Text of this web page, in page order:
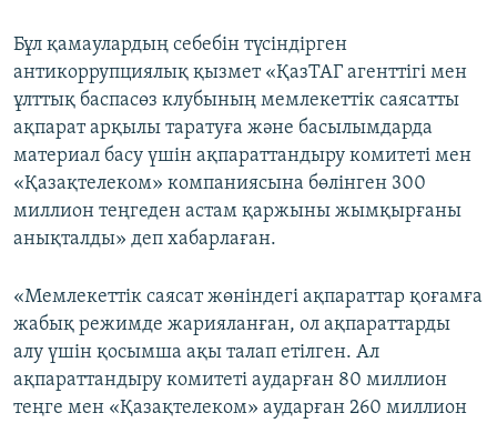
Бұл қамаулардың себебін түсіндірген
антикоррупциялық қызмет «ҚазТАГ агенттігі мен
ұлттық баспасөз клубының мемлекеттік саясатты
ақпарат арқылы таратуға және басылымдарда
материал басу үшін ақпараттандыру комитеті мен
«Қазақтелеком» компаниясына бөлінген 300
миллион теңгеден астам қаржыны жымқырғаны
анықталды» деп хабарлаған.
«Мемлекеттік саясат жөніндегі ақпараттар қоғамға
жабық режимде жарияланған, ол ақпараттарды
алу үшін қосымша ақы талап етілген. Ал
ақпараттандыру комитеті аударған 80 миллион
теңге мен «Қазақтелеком» аударған 260 миллион